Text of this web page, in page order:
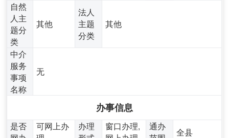
自然
人主
题分
类
其他
法人
主题
分类
其他
中介
服务
事项
名称
无
办事信息
是否
可网上办
办理
窗口办理,
通办
全县